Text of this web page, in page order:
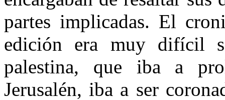
partes implicadas. El
edición era muy difícil
palestina, que iba a
Jerusalén, iba a ser